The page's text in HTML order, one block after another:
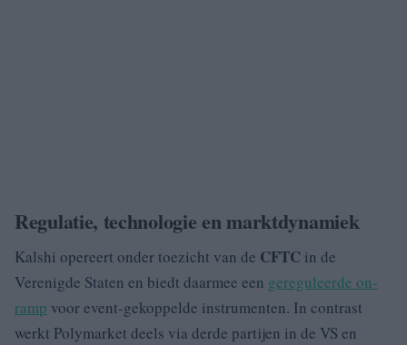
Regulatie, technologie en marktdynamiek
Kalshi opereert onder toezicht van de CFTC in de
Verenigde Staten en biedt daarmee een gereguleerde on-
ramp voor event-gekoppelde instrumenten. In contrast
werkt Polymarket deels via derde partijen in de VS en